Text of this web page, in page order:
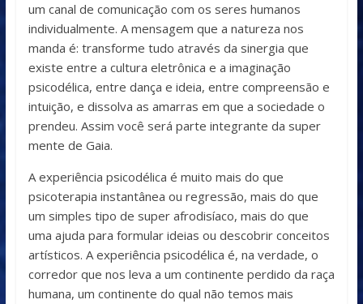
um canal de comunicação com os seres humanos
individualmente. A mensagem que a natureza nos
manda é: transforme tudo através da sinergia que
existe entre a cultura eletrônica e a imaginação
psicodélica, entre dança e ideia, entre compreensão e
intuição, e dissolva as amarras em que a sociedade o
prendeu. Assim você será parte integrante da super
mente de Gaia.
A experiência psicodélica é muito mais do que
psicoterapia instantânea ou regressão, mais do que
um simples tipo de super afrodisíaco, mais do que
uma ajuda para formular ideias ou descobrir conceitos
artísticos. A experiência psicodélica é, na verdade, o
corredor que nos leva a um continente perdido da raça
humana, um continente do qual não temos mais